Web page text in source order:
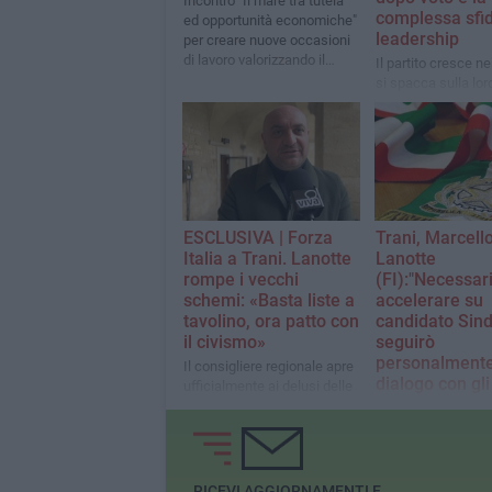
ed opportunità economiche"
per creare nuove occasioni
di lavoro valorizzando il
complessa
leadership
Il partito cresce
dietro la sfida tra la
matematica dei
la richiesta di
si nasconde il
per la leadership
ESCLUSIVA | Forza
Italia a Trani. Lanotte
rompe i vecchi
schemi: «Basta liste a
tavolino, ora patto con
il civismo»
Il consigliere regionale apre
terze vie: «Pronti al
rinnovamento per non farci
schiacciare»
Trani, Marcello
Lanotte
accelerare su
candidato
seguirò
dialogo con
Nota del